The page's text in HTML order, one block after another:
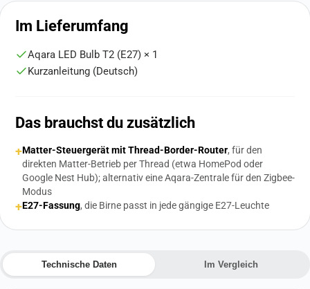
Im Lieferumfang
Aqara LED Bulb T2 (E27) × 1
Kurzanleitung (Deutsch)
Das brauchst du zusätzlich
+Matter-Steuergerät mit Thread-Border-Router, für den
direkten Matter-Betrieb per Thread (etwa HomePod oder
Google Nest Hub); alternativ eine Aqara-Zentrale für den Zigbee-
Modus
+E27-Fassung, die Birne passt in jede gängige E27-Leuchte
Technische Daten Im Vergleich